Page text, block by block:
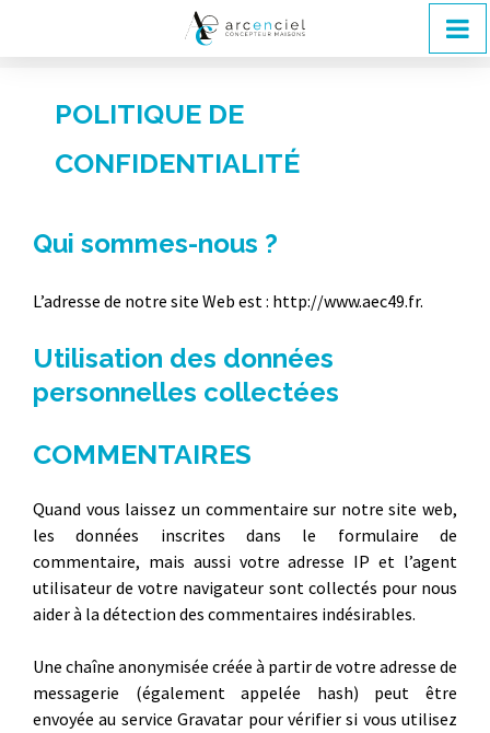
POLITIQUE DE
CONFIDENTIALITÉ
Qui sommes-nous ?
L’adresse de notre site Web est : http://www.aec49.fr.
Utilisation des données
personnelles collectées
COMMENTAIRES
Quand vous laissez un commentaire sur notre site web,
les données inscrites dans le formulaire de
commentaire, mais aussi votre adresse IP et l’agent
utilisateur de votre navigateur sont collectés pour nous
aider à la détection des commentaires indésirables.
Une chaîne anonymisée créée à partir de votre adresse de
messagerie (également appelée hash) peut être
envoyée au service Gravatar pour vérifier si vous utilisez